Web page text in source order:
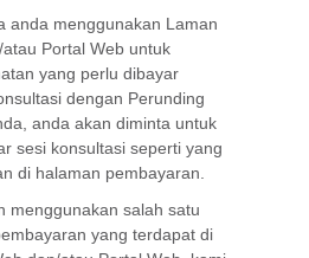
anda menggunakan Laman
Portal Web untuk
yang perlu dibayar
dengan Perunding
anda akan diminta untuk
sesi konsultasi seperti yang
di halaman pembayaran.
menggunakan salah satu
yang terdapat di